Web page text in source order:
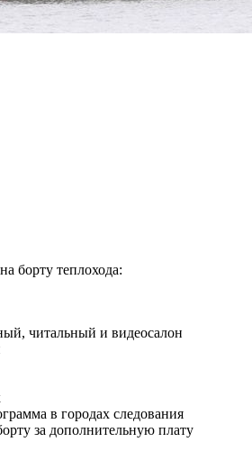
борту теплохода:
читальный и видеосалон
в городах следования
за дополнительную плату